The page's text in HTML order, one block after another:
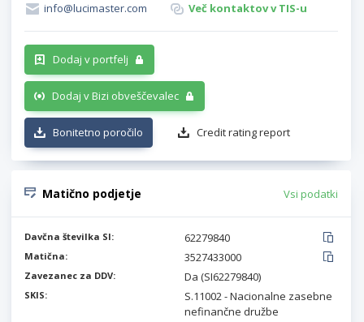
info@lucimaster.com
Več kontaktov v TIS-u
Dodaj v portfelj
Dodaj v Bizi obveščevalec
Bonitetno poročilo Credit rating report
Matično podjetje Vsi podatki
Davčna številka SI: 62279840
Matična: 3527433000
Zavezanec za DDV: Da (SI62279840)
SKIS:
S.11002 - Nacionalne zasebne
nefinančne družbe